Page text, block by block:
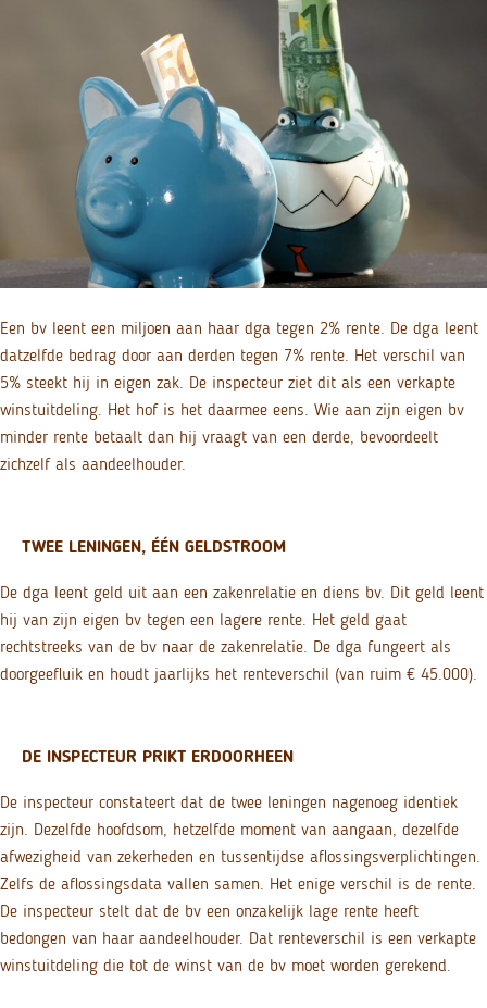
Een bv leent een miljoen aan haar dga tegen 2% rente. De dga leent
datzelfde bedrag door aan derden tegen 7% rente. Het verschil van
5% steekt hij in eigen zak. De inspecteur ziet dit als een verkapte
winstuitdeling. Het hof is het daarmee eens. Wie aan zijn eigen bv
minder rente betaalt dan hij vraagt van een derde, bevoordeelt
zichzelf als aandeelhouder.
TWEE LENINGEN, ÉÉN GELDSTROOM
De dga leent geld uit aan een zakenrelatie en diens bv. Dit geld leent
hij van zijn eigen bv tegen een lagere rente. Het geld gaat
rechtstreeks van de bv naar de zakenrelatie. De dga fungeert als
doorgeefluik en houdt jaarlijks het renteverschil (van ruim € 45.000).
DE INSPECTEUR PRIKT ERDOORHEEN
De inspecteur constateert dat de twee leningen nagenoeg identiek
zijn. Dezelfde hoofdsom, hetzelfde moment van aangaan, dezelfde
afwezigheid van zekerheden en tussentijdse aflossingsverplichtingen.
Zelfs de aflossingsdata vallen samen. Het enige verschil is de rente.
De inspecteur stelt dat de bv een onzakelijk lage rente heeft
bedongen van haar aandeelhouder. Dat renteverschil is een verkapte
winstuitdeling die tot de winst van de bv moet worden gerekend.